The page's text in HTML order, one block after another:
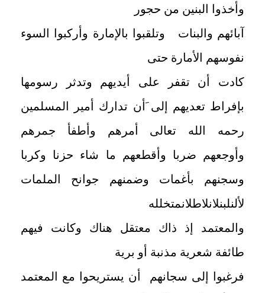
وأخذوا البنين من حجور
آبائهم والبنات وتلقبوا بالإمارة وأركبوا السوء
نفوسهم الأمارة حتى
كادت أن تقفر على أيديهم وتدثر رسومها
بإفراط تعديهم إلى َأن تدارك أمير المسلمين
رحمه الله تعالى أمرهم وأطفأ جمرهم
وأوجعهم ضربا وأقطعهم ما شاء حزنا وكربا
وسجنهم بأغمات وضمنهم جوانح الملمات
لألنلبنلانلاطلانمتخلله
والمعتمد إذ ذاك معتقل هناك وكانت فيهم
طائفة شعرية مذنبة أو برية
فرغبوا إلى سجانهم أن يستريحوا مع المعتمد